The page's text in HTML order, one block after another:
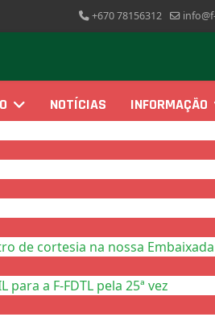
+670 78156312
NOTÍCIAS INFORMAÇÃO
de cortesia na nossa Embaixada
a F-FDTL pela 25ª vez